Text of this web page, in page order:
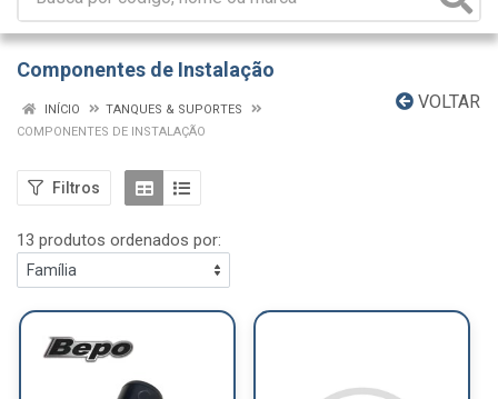
Componentes de Instalação
VOLTAR
INÍCIO
TANQUES & SUPORTES
COMPONENTES DE INSTALAÇÃO
Filtros
13 produtos ordenados por: